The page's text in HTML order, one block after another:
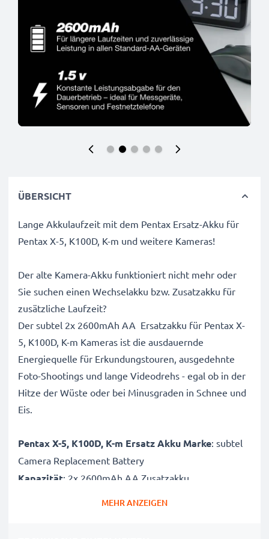
ÜBERSICHT
Lange Akkulaufzeit mit dem Pentax Ersatz-Akku für
Pentax X-5, K100D, K-m und weitere Kameras!
Der alte Kamera-Akku funktioniert nicht mehr oder
Sie suchen einen Wechselakku bzw. Zusatzakku für
zusätzliche Laufzeit?
Der subtel 2x 2600mAh AA Ersatzakku für Pentax X-
5, K100D, K-m Kameras ist die ausdauernde
Energiequelle für Erkundungstouren, ausgedehnte
Foto-Shootings und lange Videodrehs - egal ob in der
Hitze der Wüste oder bei Minusgraden in Schnee und
Eis.
Pentax X-5, K100D, K-m Ersatz Akku Marke: subtel
Camera Replacement Battery
Kapazität: 2x 2600mAh AA Zusatzakku
MEHR ANZEIGEN